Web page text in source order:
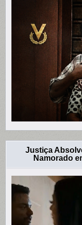
Justiça
Namorado